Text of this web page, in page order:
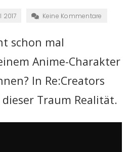
2017 Keine Kommentare
schon mal
Anime-Charakter
In Re:Creators
Traum Realität.